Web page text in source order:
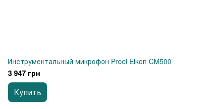
Инструментальный микрофон Proel Eikon CM500
3 947 грн
Купить